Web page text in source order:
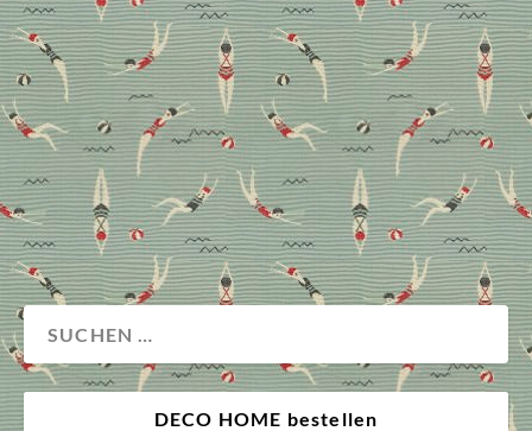
Mit der passenden Wandgestaltung verleiht man
Räumen nicht nur Individualität, sondern auch
Struktur. Wie’s gelingt, Inspiration für jeden Stil und
warum sich jetzt auch Akustik Paneele zu Hause
sehen lassen können.
Wand Wohnen
DECO HOME bestellen